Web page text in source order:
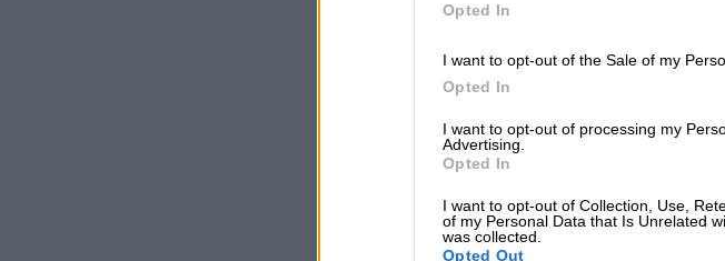
Opted In
I want to opt-out of the Sale of my
Opted In
I want to opt-out of processing my
Advertising.
Opted In
I want to opt-out of Collection, Use,
of my Personal Data that Is Unrelated
was collected.
Opted Out
Questo vale, ad
birraria tedesca
grano che il
Kellerpils colpisce
La Kellerpils di
aspetto attraente
delizioso profumo
primo sorso.La
sulla lingua con
luppolo prosegue